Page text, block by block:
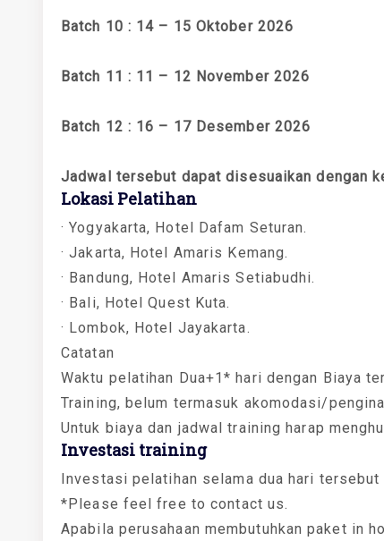
Batch 10 : 14 – 15 Oktober 2026
Batch 11 : 11 – 12 November 2026
Batch 12 : 16 – 17 Desember 2026
Jadwal tersebut dapat disesuaikan dengan
Lokasi Pelatihan
· Yogyakarta, Hotel Dafam Seturan.
· Jakarta, Hotel Amaris Kemang.
· Bandung, Hotel Amaris Setiabudhi.
· Bali, Hotel Quest Kuta.
· Lombok, Hotel Jayakarta.
Catatan
Waktu pelatihan Dua+1* hari dengan Biaya
Training, belum termasuk akomodasi/
Untuk biaya dan jadwal training harap
Investasi training
Investasi pelatihan selama dua hari
*Please feel free to contact us.
Apabila perusahaan membutuhkan paket in